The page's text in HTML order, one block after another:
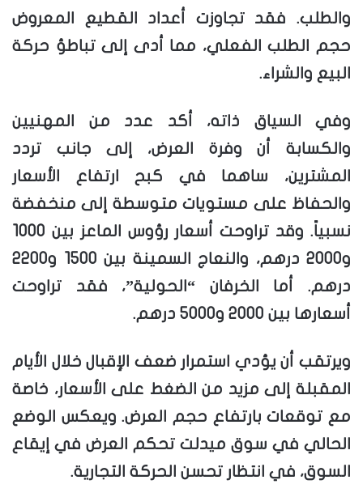
والطلب. فقد تجاوزت أعداد القطيع المعروض
حجم الطلب الفعلي، مما أدى إلى تباطؤ حركة
البيع والشراء.
وفي السياق ذاته، أكد عدد من المهنيين
والكسابة أن وفرة العرض، إلى جانب تردد
المشترين، ساهما في كبح ارتفاع الأسعار
والحفاظ على مستويات متوسطة إلى منخفضة
نسبياً. وقد تراوحت أسعار رؤوس الماعز بين 1000
و2000 درهم، والنعاج السمينة بين 1500 و2200
درهم. أما الخرفان “الحولية”، فقد تراوحت
أسعارها بين 2000 و5000 درهم.
ويرتقب أن يؤدي استمرار ضعف الإقبال خلال الأيام
المقبلة إلى مزيد من الضغط على الأسعار، خاصة
مع توقعات بارتفاع حجم العرض. ويعكس الوضع
الحالي في سوق ميدلت تحكم العرض في إيقاع
السوق، في انتظار تحسن الحركة التجارية.